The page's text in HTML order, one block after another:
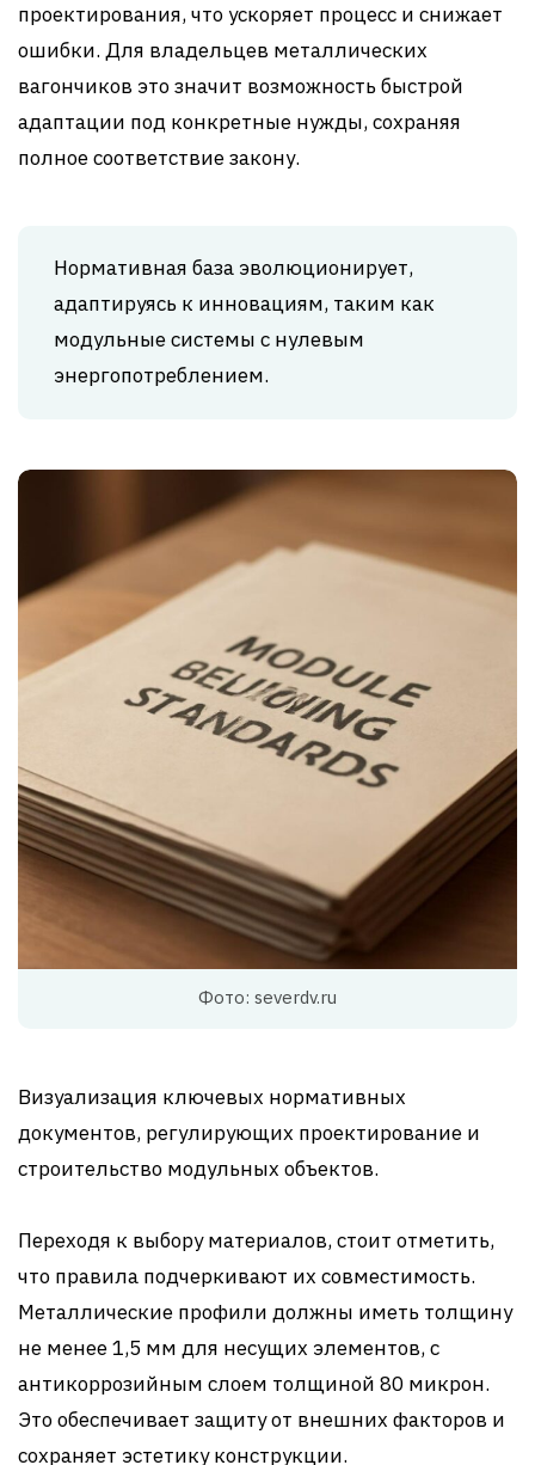
проектирования, что ускоряет процесс и снижает
ошибки. Для владельцев металлических
вагончиков это значит возможность быстрой
адаптации под конкретные нужды, сохраняя
полное соответствие закону.
Нормативная база эволюционирует,
адаптируясь к инновациям, таким как
модульные системы с нулевым
энергопотреблением.
Фото: severdv.ru
Визуализация ключевых нормативных
документов, регулирующих проектирование и
строительство модульных объектов.
Переходя к выбору материалов, стоит отметить,
что правила подчеркивают их совместимость.
Металлические профили должны иметь толщину
не менее 1,5 мм для несущих элементов, с
антикоррозийным слоем толщиной 80 микрон.
Это обеспечивает защиту от внешних факторов и
сохраняет эстетику конструкции.